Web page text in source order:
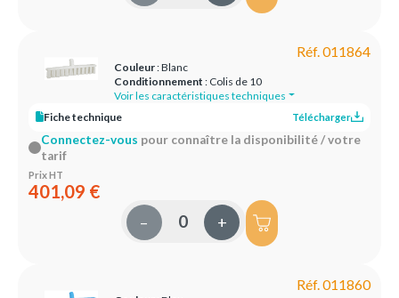
Réf. 011864
Couleur: Blanc
Conditionnement : Colis de 10
Voir les caractéristiques techniques
Fiche technique
Télécharger
Connectez-vous pour connaître la disponibilité / votre
tarif
Prix HT
401,09 €
– +
Réf. 011860